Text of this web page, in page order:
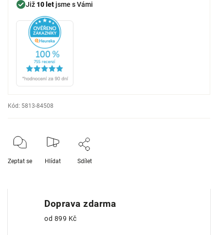
Již 10 let jsme s Vámi
Kód: 5813-84508
Zeptat se Hlídat Sdílet
Doprava zdarma
od 899 Kč